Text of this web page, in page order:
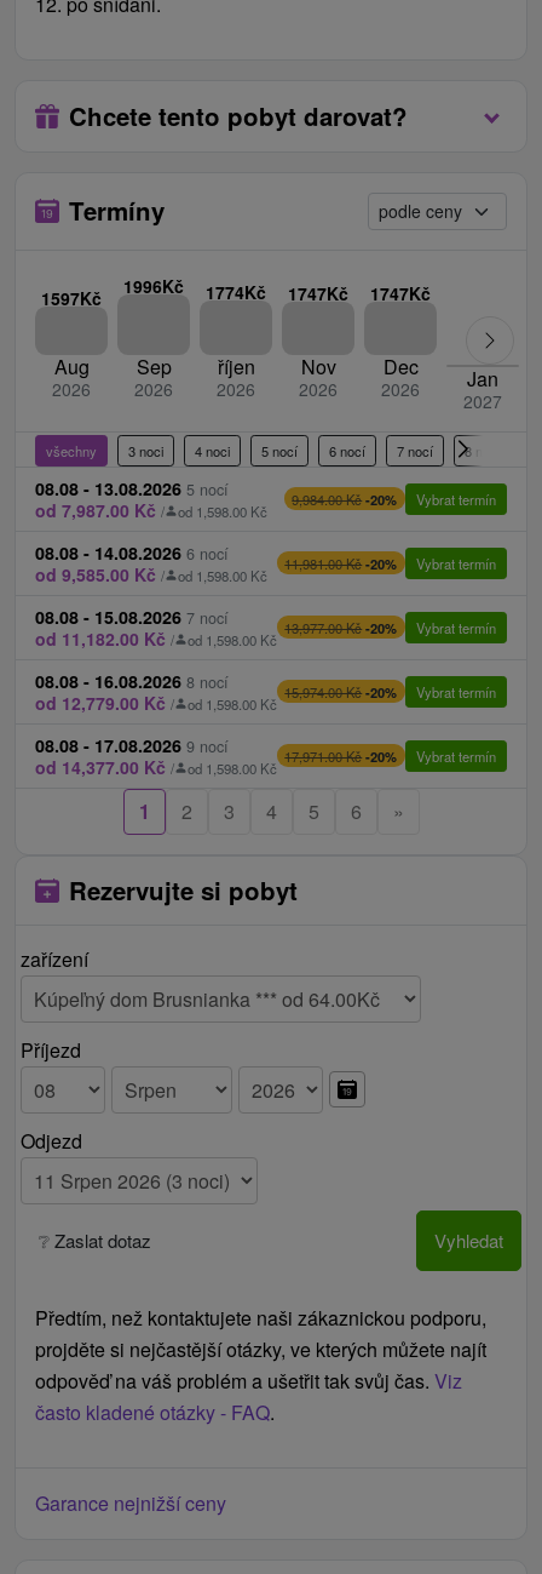
místní poplatek 1,50 € / osoba / noc
přestěhování na jiný pokoj na žádost klienta
administrativní poplatek 2,50 € / osoba / pobyt
Caracalla Spa
Chcete tento pobyt darovat?
Termíny
1597Kč
Aug
2026
1996Kč
Sep
2026
1774Kč
říjen
2026
1747Kč
Nov
2026
1747Kč
Dec
2026 Jan
2027
všechny 3 noci 4 noci 5 nocí 6 nocí 7 nocí 8 nocí
08.08 - 13.08.2026 5 nocí
od 7,987.00 Kč / od 1,598.00 Kč
9,984.00 Kč-20% Vybrat termín
08.08 - 14.08.2026 6 nocí
od 9,585.00 Kč / od 1,598.00 Kč
11,981.00 Kč-20% Vybrat termín
08.08 - 15.08.2026 7 nocí
od 11,182.00 Kč / od 1,598.00 Kč
13,977.00 Kč-20% Vybrat termín
08.08 - 16.08.2026 8 nocí
od 12,779.00 Kč / od 1,598.00 Kč
15,974.00 Kč-20% Vybrat termín
08.08 - 17.08.2026 9 nocí
od 14,377.00 Kč / od 1,598.00 Kč
17,971.00 Kč-20% Vybrat termín
1 2 3 4 5 6 »
Rezervujte si pobyt
zařízení
Příjezd
Odjezd
❔ Zaslat dotaz Vyhledat
Předtím, než kontaktujete naši zákaznickou podporu,
projděte si nejčastější otázky, ve kterých můžete najít
odpověď na váš problém a ušetřit tak svůj čas. Viz
často kladené otázky - FAQ.
Garance nejnižší ceny